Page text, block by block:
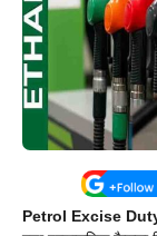
Petrol Excise